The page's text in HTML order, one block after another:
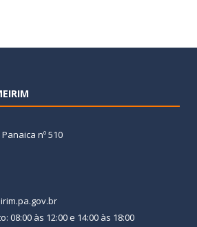
nº 510
08:00 às 12:00 e 14:00 às 18:00